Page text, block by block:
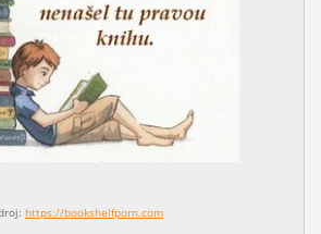
https://bookshelfporn.com